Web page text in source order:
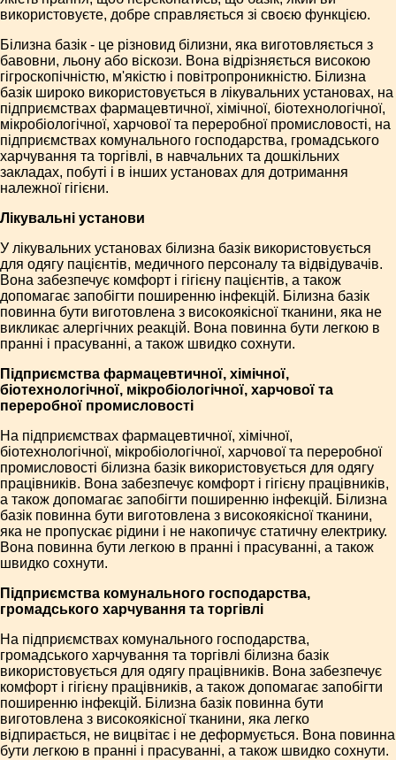
використовуєте, добре справляється зі своєю функцією.
Білизна базік - це різновид білизни, яка виготовляється з
бавовни, льону або віскози. Вона відрізняється високою
гігроскопічністю, м'якістю і повітропроникністю. Білизна
базік широко використовується в лікувальних установах, на
підприємствах фармацевтичної, хімічної, біотехнологічної,
мікробіологічної, харчової та переробної промисловості, на
підприємствах комунального господарства, громадського
харчування та торгівлі, в навчальних та дошкільних
закладах, побуті і в інших установах для дотримання
належної гігієни.
Лікувальні установи
У лікувальних установах білизна базік використовується
для одягу пацієнтів, медичного персоналу та відвідувачів.
Вона забезпечує комфорт і гігієну пацієнтів, а також
допомагає запобігти поширенню інфекцій. Білизна базік
повинна бути виготовлена з високоякісної тканини, яка не
викликає алергічних реакцій. Вона повинна бути легкою в
пранні і прасуванні, а також швидко сохнути.
Підприємства фармацевтичної, хімічної,
біотехнологічної, мікробіологічної, харчової та
переробної промисловості
На підприємствах фармацевтичної, хімічної,
біотехнологічної, мікробіологічної, харчової та переробної
промисловості білизна базік використовується для одягу
працівників. Вона забезпечує комфорт і гігієну працівників,
а також допомагає запобігти поширенню інфекцій. Білизна
базік повинна бути виготовлена з високоякісної тканини,
яка не пропускає рідини і не накопичує статичну електрику.
Вона повинна бути легкою в пранні і прасуванні, а також
швидко сохнути.
Підприємства комунального господарства,
громадського харчування та торгівлі
На підприємствах комунального господарства,
громадського харчування та торгівлі білизна базік
використовується для одягу працівників. Вона забезпечує
комфорт і гігієну працівників, а також допомагає запобігти
поширенню інфекцій. Білизна базік повинна бути
виготовлена з високоякісної тканини, яка легко
відпирається, не вицвітає і не деформується. Вона повинна
бути легкою в пранні і прасуванні, а також швидко сохнути.